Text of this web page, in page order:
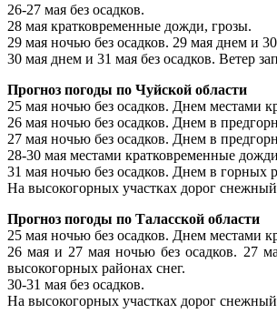
26-27 мая без осадков.
28 мая кратковременные дожди, грозы.
29 мая ночью без осадков. 29 мая днем и
30 мая днем и 31 мая без осадков. Ветер
Прогноз погоды по Чуйской области
25 мая ночью без осадков. Днем местами
26 мая ночью без осадков. Днем в
27 мая ночью без осадков. Днем в
28-30 мая местами кратковременные
31 мая ночью без осадков. Днем в горных
На высокогорных участках дорог
Прогноз погоды по Таласской области
25 мая ночью без осадков. Днем местами
26 мая и 27 мая ночью без осадков. 27
высокогорных районах снег.
30-31 мая без осадков.
На высокогорных участках дорог